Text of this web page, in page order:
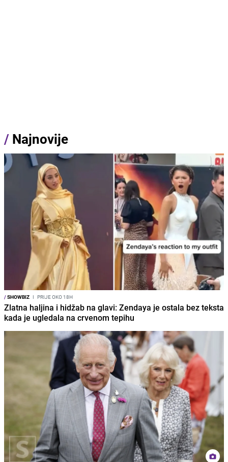
/ Najnovije
/SHOWBIZ I PRIJE OKO 18H
Zlatna haljina i hidžab na glavi: Zendaya je ostala bez teksta
kada je ugledala na crvenom tepihu